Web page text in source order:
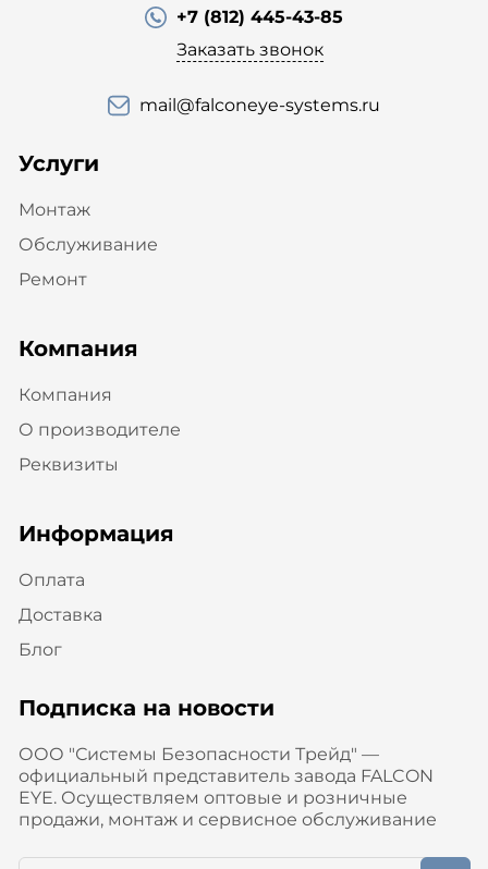
+7 (812) 445-43-85
Заказать звонок
mail@falconeye-systems.ru
Услуги
Монтаж
Обслуживание
Ремонт
Компания
Компания
О производителе
Реквизиты
Информация
Оплата
Доставка
Блог
Подписка на новости
ООО "Системы Безопасности Трейд" —
официальный представитель завода FALCON
EYE. Осуществляем оптовые и розничные
продажи, монтаж и сервисное обслуживание